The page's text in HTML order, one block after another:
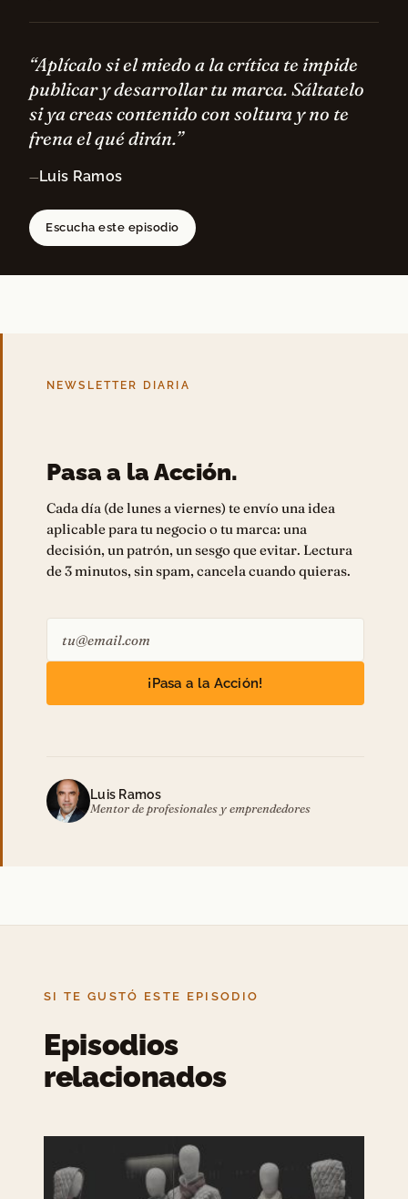
“Aplícalo si el miedo a la crítica te impide
publicar y desarrollar tu marca. Sáltatelo
si ya creas contenido con soltura y no te
frena el qué dirán.”
—Luis Ramos
Escucha este episodio
NEWSLETTER DIARIA
Pasa a la Acción.
Cada día (de lunes a viernes) te envío una idea
aplicable para tu negocio o tu marca: una
decisión, un patrón, un sesgo que evitar. Lectura
de 3 minutos, sin spam, cancela cuando quieras.
¡Pasa a la Acción!
Luis Ramos
Mentor de profesionales y emprendedores
SI TE GUSTÓ ESTE EPISODIO
Episodios
relacionados